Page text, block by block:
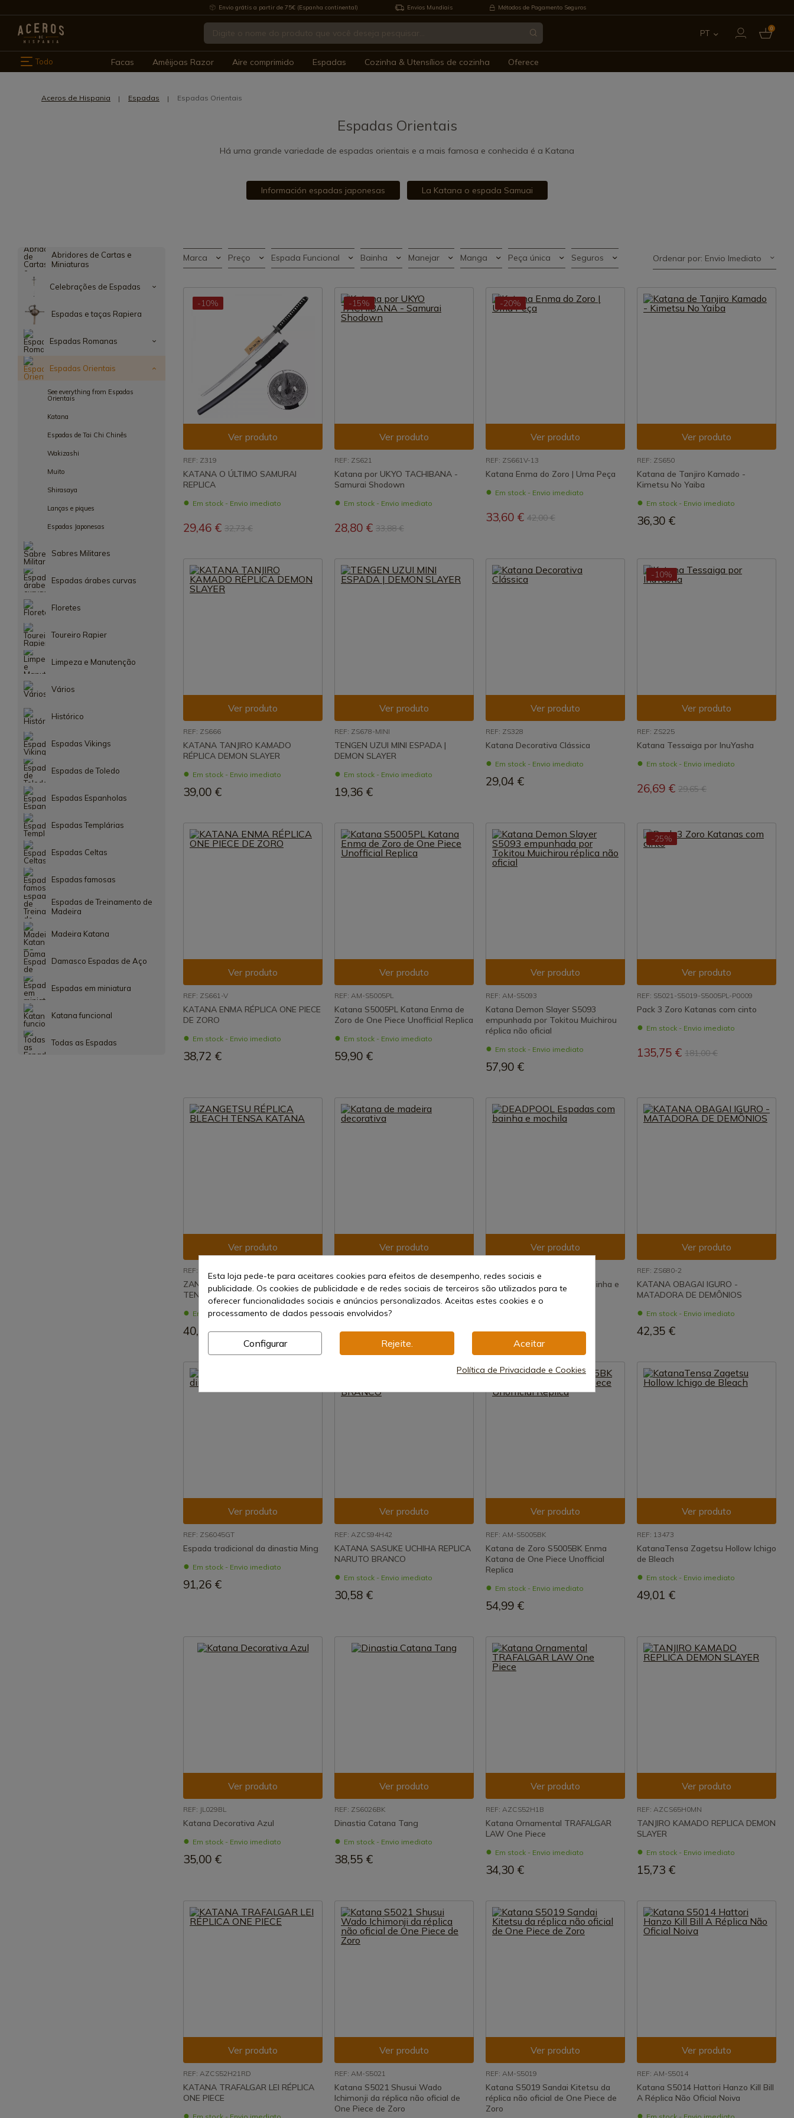
Envio grátis a partir de 75€ (Espanha continental) Envios Mundiais Métodos de Pagamento Seguros
PT 0
Todo Facas Amêijoas Razor Aire comprimido Espadas Cozinha & Utensílios de cozinha Oferece
Aceros de Hispania Espadas Espadas Orientais
Espadas Orientais
Há uma grande variedade de espadas orientais e a mais famosa e conhecida é a Katana
Información espadas japonesas La Katana o espada Samuai
Abridores de Cartas e
Miniaturas
Celebrações de Espadas
Espadas e taças Rapiera
Espadas Romanas
Espadas Orientais
See everything from Espadas
Orientais
Katana
Espadas de Tai Chi Chinês
Wakizashi
Muito
Shirasaya
Lanças e piques
Espadas Japonesas
Sabres Militares
Espadas árabes curvas
Floretes
Toureiro Rapier
Limpeza e Manutenção
Vários
Histórico
Espadas Vikings
Espadas de Toledo
Espadas Espanholas
Espadas Templárias
Espadas Celtas
Espadas famosas
Espadas de Treinamento de
Madeira
Madeira Katana
Damasco Espadas de Aço
Espadas em miniatura
Katana funcional
Todas as Espadas
Marca Preço Espada Funcional Bainha Manejar Manga Peça única Seguros Ordenar por: Envio Imediato
-10%
Ver produto
REF: Z319
KATANA O ÚLTIMO SAMURAI
REPLICA
Em stock - Envio imediato
29,46 € 32,73 €
-15%
Ver produto
REF: ZS621
Katana por UKYO TACHIBANA -
Samurai Shodown
Em stock - Envio imediato
28,80 € 33,88 €
-20%
Ver produto
REF: ZS661V-13
Katana Enma do Zoro | Uma Peça
Em stock - Envio imediato
33,60 € 42,00 €
Ver produto
REF: ZS650
Katana de Tanjiro Kamado -
Kimetsu No Yaiba
Em stock - Envio imediato
36,30 €
Ver produto
REF: ZS666
KATANA TANJIRO KAMADO
RÉPLICA DEMON SLAYER
Em stock - Envio imediato
39,00 €
Ver produto
REF: ZS678-MINI
TENGEN UZUI MINI ESPADA |
DEMON SLAYER
Em stock - Envio imediato
19,36 €
Ver produto
REF: ZS328
Katana Decorativa Clássica
Em stock - Envio imediato
29,04 €
-10%
Ver produto
REF: ZS225
Katana Tessaiga por InuYasha
Em stock - Envio imediato
26,69 € 29,65 €
Ver produto
REF: ZS661-V
KATANA ENMA RÉPLICA ONE PIECE
DE ZORO
Em stock - Envio imediato
38,72 €
Ver produto
REF: AM-S5005PL
Katana S5005PL Katana Enma de
Zoro de One Piece Unofficial Replica
Em stock - Envio imediato
59,90 €
Ver produto
REF: AM-S5093
Katana Demon Slayer S5093
empunhada por Tokitou Muichirou
réplica não oficial
Em stock - Envio imediato
57,90 €
-25%
Ver produto
REF: S5021-S5019-S5005PL-P0009
Pack 3 Zoro Katanas com cinto
Em stock - Envio imediato
135,75 € 181,00 €
Ver produto
REF: AZSC54H2
ZANGETSU RÉPLICA BLEACH
TENSA KATANA
Em stock - Envio imediato
40,29 €
Ver produto
Katana de madeira decorativa
Em stock - Envio imediato
33,88 €
Ver produto
DEADPOOL Espadas com bainha e
mochila
84,70 €
Ver produto
REF: ZS680-2
KATANA OBAGAI IGURO -
MATADORA DE DEMÔNIOS
Em stock - Envio imediato
42,35 €
Ver produto
REF: ZS6045GT
Espada tradicional da dinastia Ming
Em stock - Envio imediato
91,26 €
Ver produto
REF: AZCS94H42
KATANA SASUKE UCHIHA REPLICA
NARUTO BRANCO
Em stock - Envio imediato
30,58 €
Ver produto
REF: AM-S5005BK
Katana de Zoro S5005BK Enma
Katana de One Piece Unofficial
Replica
Em stock - Envio imediato
54,99 €
Ver produto
REF: 13473
KatanaTensa Zagetsu Hollow Ichigo
de Bleach
Em stock - Envio imediato
49,01 €
Ver produto
REF: JL029BL
Katana Decorativa Azul
Em stock - Envio imediato
35,00 €
Ver produto
REF: ZS6026BK
Dinastia Catana Tang
Em stock - Envio imediato
38,55 €
Ver produto
REF: AZCS52H1B
Katana Ornamental TRAFALGAR
LAW One Piece
Em stock - Envio imediato
34,30 €
Ver produto
REF: AZCS65H0MN
TANJIRO KAMADO REPLICA DEMON
SLAYER
Em stock - Envio imediato
15,73 €
Ver produto
REF: AZCS52H21RD
KATANA TRAFALGAR LEI RÉPLICA
ONE PIECE
Ver produto
REF: AM-S5021
Katana S5021 Shusui Wado
Ichimonji da réplica não oficial de
One Piece de Zoro
Ver produto
REF: AM-S5019
Katana S5019 Sandai Kitetsu da
réplica não oficial de One Piece de
Zoro
Ver produto
REF: AM-S5014
Katana S5014 Hattori Hanzo Kill Bill
A Réplica Não Oficial Noiva
Esta loja pede-te para aceitares cookies para efeitos de desempenho, redes sociais e
publicidade. Os cookies de publicidade e de redes sociais de terceiros são utilizados para te
oferecer funcionalidades sociais e anúncios personalizados. Aceitas estes cookies e o
processamento de dados pessoais envolvidos?
Configurar Rejeite. Aceitar
Política de Privacidade e Cookies